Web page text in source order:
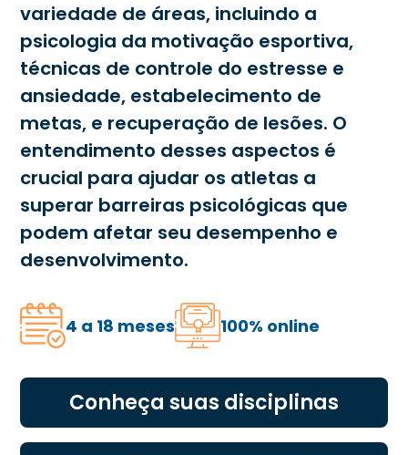
variedade de áreas, incluindo a
psicologia da motivação esportiva,
técnicas de controle do estresse e
ansiedade, estabelecimento de
metas, e recuperação de lesões. O
entendimento desses aspectos é
crucial para ajudar os atletas a
superar barreiras psicológicas que
podem afetar seu desempenho e
desenvolvimento.
4 a 18 meses 100% online
Conheça suas disciplinas